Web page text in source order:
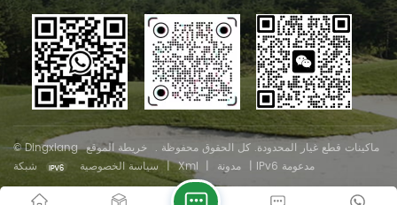
© Dingxiang ماكينات قطع غيار المحدودة. كل الحقوق محفوظة . خريطة الموقع
| مدونة |
Xml
| سياسة الخصوصية شبكة IPv6 مدعومة